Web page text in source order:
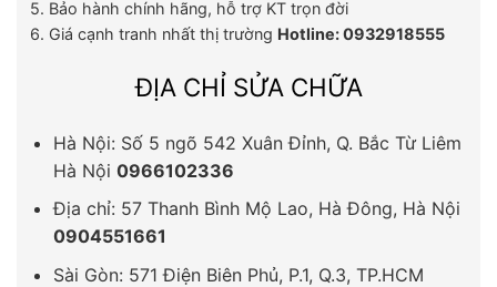
5. Bảo hành chính hãng, hỗ trợ KT trọn đời
6. Giá cạnh tranh nhất thị trường Hotline: 0932918555
ĐỊA CHỈ SỬA CHỮA
Hà Nội: Số 5 ngõ 542 Xuân Đỉnh, Q. Bắc Từ Liêm
Hà Nội 0966102336
Địa chỉ: 57 Thanh Bình Mộ Lao, Hà Đông, Hà Nội
0904551661
Sài Gòn: 571 Điện Biên Phủ, P.1, Q.3, TP.HCM